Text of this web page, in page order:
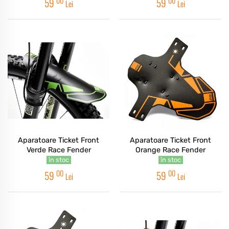
Lei Lei
Aparatoare Ticket Front
Verde Race Fender
în stoc
59 00 Lei
Aparatoare Ticket Front
Orange Race Fender
în stoc
59 00 Lei